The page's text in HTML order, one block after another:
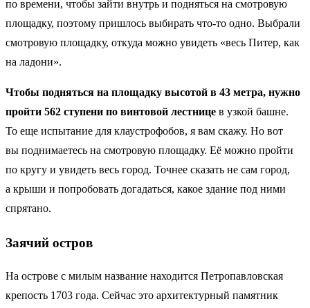
по времени, чтобы зайти внутрь и подняться на смотровую
площадку, поэтому пришлось выбирать что-то одно. Выбрали
смотровую площадку, откуда можно увидеть «весь Питер, как
на ладони».
Чтобы подняться на площадку высотой в 43 метра, нужно
пройти 562 ступени по винтовой лестнице в узкой башне.
То еще испытание для клаустрофобов, я вам скажу. Но вот
вы поднимаетесь на смотровую площадку. Её можно пройти
по кругу и увидеть весь город. Точнее сказать не сам город,
а крыши и попробовать догадаться, какое здание под ними
спрятано.
Заячий остров
На острове с милым название находится Петропавловская
крепость 1703 года. Сейчас это архитектурный памятник